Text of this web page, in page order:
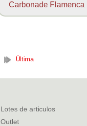
Carbonade Flamenca
Última
Lotes de articulos
Outlet